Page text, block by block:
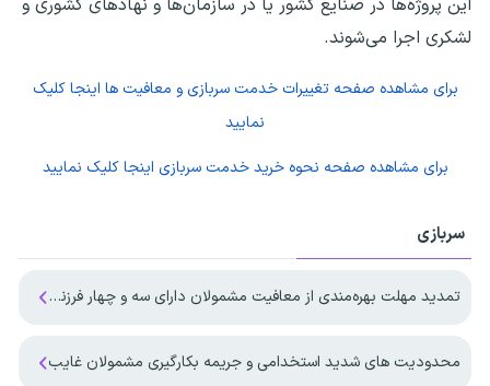
لشکری اجرا می‌شوند.
برای مشاهده صفحه تغییرات خدمت سربازی و معافیت ها اینجا کلیک
نمایید
برای مشاهده صفحه نحوه خرید خدمت سربازی اینجا کلیک نمایید
سربازی
تمدید مهلت بهره‌مندی از معافیت مشمولان دارای سه و چهار فرزند تا پایان ۱۴۰۷
محدودیت های شدید استخدامی و جریمه بکارگیری مشمولان غایب